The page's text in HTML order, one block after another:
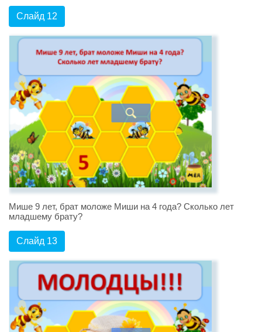
Слайд 12
Мише 9 лет, брат моложе Миши на 4 года? Сколько лет
младшему брату?
Слайд 13